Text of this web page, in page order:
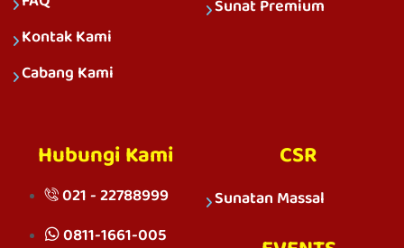
Kontak Kami
Cabang Kami
Sunat Premium
Hubungi Kami
021 - 22788999
0811-1661-005
CSR
Sunatan Massal